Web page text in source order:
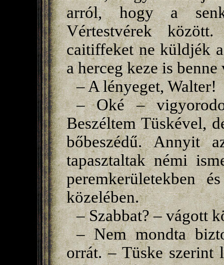
arról, hogy a
Vértestvérek
caitiffeket ne küldjék
a herceg keze is
– A lényeget, Walter!
– Oké –
Beszéltem Tüskével,
bőbeszédű. Annyit
tapasztaltak némi
peremkerületekben
közelében.
– Szabbat? – vágott
– Nem mondta
orrát. – Tüske szerint